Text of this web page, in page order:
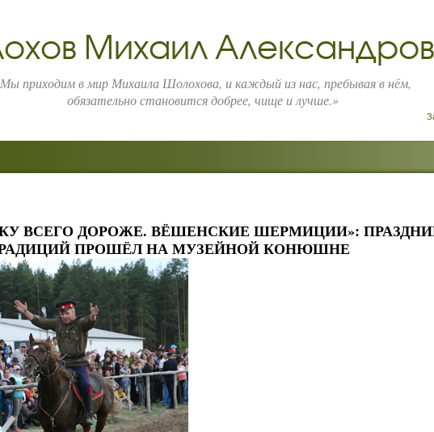
Михаил
приходим в мир Михаила Шолохова, и каждый из нас, пребывая в нём,
обязательно становится добрее, чище и лучше.»
ВСЕГО ДОРОЖЕ. ВЁШЕНСКИЕ ШЕРМИЦИИ»:
ПРОШЁЛ НА МУЗЕЙНОЙ КОНЮШНЕ